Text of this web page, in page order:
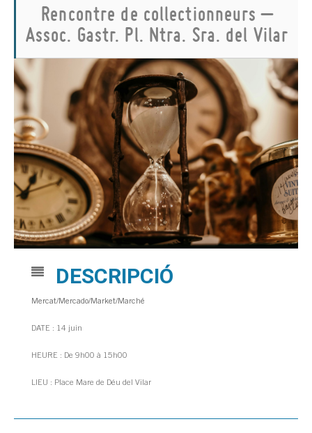
Rencontre de collectionneurs –
Assoc. Gastr. Pl. Ntra. Sra. del Vilar
DESCRIPCIÓ
Mercat/Mercado/Market/Marché
DATE : 14 juin
HEURE : De 9h00 à 15h00
LIEU : Place Mare de Déu del Vilar